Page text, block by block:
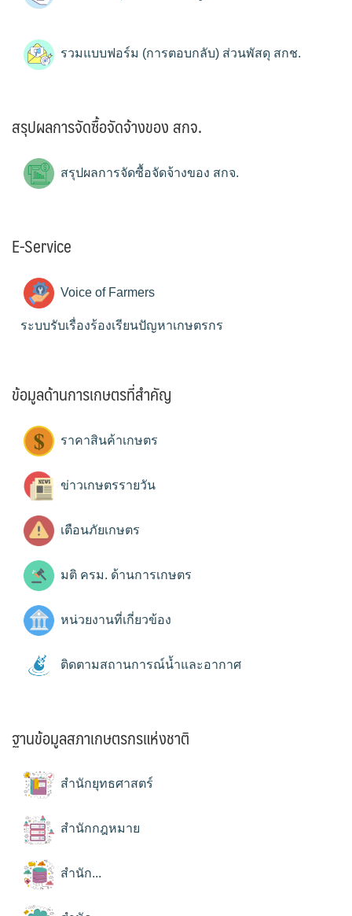
รวมแบบฟอร์ม (การตอบกลับ) ส่วนพัสดุ สกช.
สรุปผลการจัดซื้อจัดจ้างของ สกจ.
สรุปผลการจัดซื้อจัดจ้างของ สกจ.
E-Service
Voice of Farmers
ระบบรับเรื่องร้องเรียนปัญหาเกษตรกร
ข้อมูลด้านการเกษตรที่สำคัญ
ราคาสินค้าเกษตร
ข่าวเกษตรรายวัน
เตือนภัยเกษตร
มติ ครม. ด้านการเกษตร
หน่วยงานที่เกี่ยวข้อง
ติดตามสถานการณ์น้ำและอากาศ
ฐานข้อมูลสภาเกษตรกรแห่งชาติ
สำนักยุทธศาสตร์
สำนักกฎหมาย
สำนัก...